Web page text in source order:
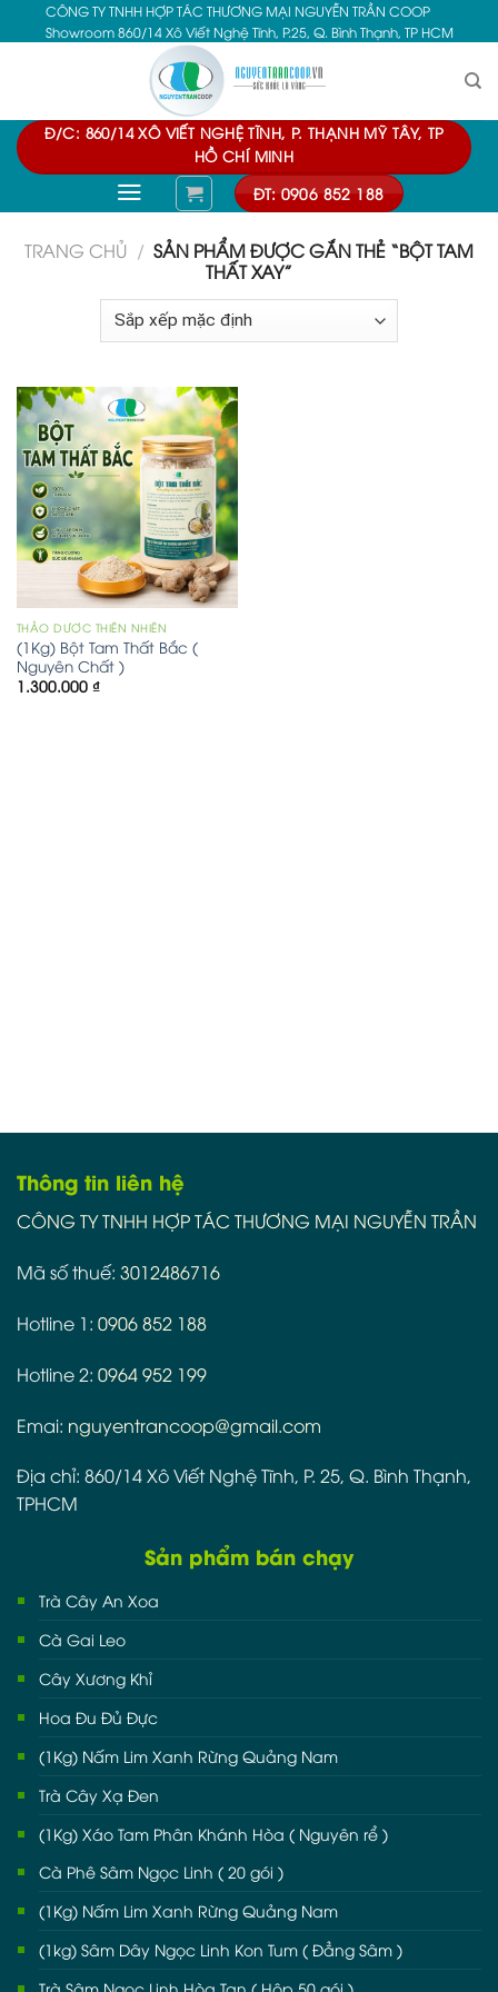
to
CÔNG TY TNHH HỢP TÁC THƯƠNG MẠI NGUYỄN TRẦN COOP
Showroom 860/14 Xô Viết Nghệ Tĩnh, P.25, Q. Bình Thạnh, TP HCM
Đ/C: 860/14 XÔ VIẾT NGHỆ TĨNH, P. THẠNH MỸ TÂY, TP
HỒ CHÍ MINH
ĐT: 0906 852 188
TRANG CHỦ / SẢN PHẨM ĐƯỢC GẮN THẺ “BỘT TAM
THẤT XAY”
THẢO DƯỢC THIÊN NHIÊN
(1Kg) Bột Tam Thất Bắc (
Nguyên Chất )
1.300.000 ₫
Thông tin liên hệ
CÔNG TY TNHH HỢP TÁC THƯƠNG MẠI NGUYỄN TRẦN
Mã số thuế: 3012486716
Hotline 1: 0906 852 188
Hotline 2: 0964 952 199
Emai: nguyentrancoop@gmail.com
Địa chỉ: 860/14 Xô Viết Nghệ Tĩnh, P. 25, Q. Bình Thạnh,
TPHCM
Sản phẩm bán chạy
Trà Cây An Xoa
Cà Gai Leo
Cây Xương Khỉ
Hoa Đu Đủ Đực
(1Kg) Nấm Lim Xanh Rừng Quảng Nam
Trà Cây Xạ Đen
(1Kg) Xáo Tam Phân Khánh Hòa ( Nguyên rể )
Cà Phê Sâm Ngọc Linh ( 20 gói )
(1Kg) Nấm Lim Xanh Rừng Quảng Nam
(1kg) Sâm Dây Ngọc Linh Kon Tum ( Đẳng Sâm )